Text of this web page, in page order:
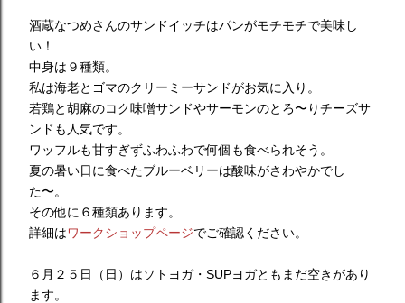
酒蔵なつめさんのサンドイッチはパンがモチモチで美味し
い！
中身は９種類。
私は海老とゴマのクリーミーサンドがお気に入り。
若鶏と胡麻のコク味噌サンドやサーモンのとろ〜りチーズサ
ンドも人気です。
ワッフルも甘すぎずふわふわで何個も食べられそう。
夏の暑い日に食べたブルーベリーは酸味がさわやかでし
た〜。
その他に６種類あります。
詳細はワークショップページでご確認ください。
６月２５日（日）はソトヨガ・SUPヨガともまだ空きがあり
ます。